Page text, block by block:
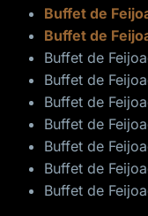
Buffet de
Buffet de
Buffet de
Buffet de
Buffet de
Buffet de
Buffet de
Buffet de
Buffet de